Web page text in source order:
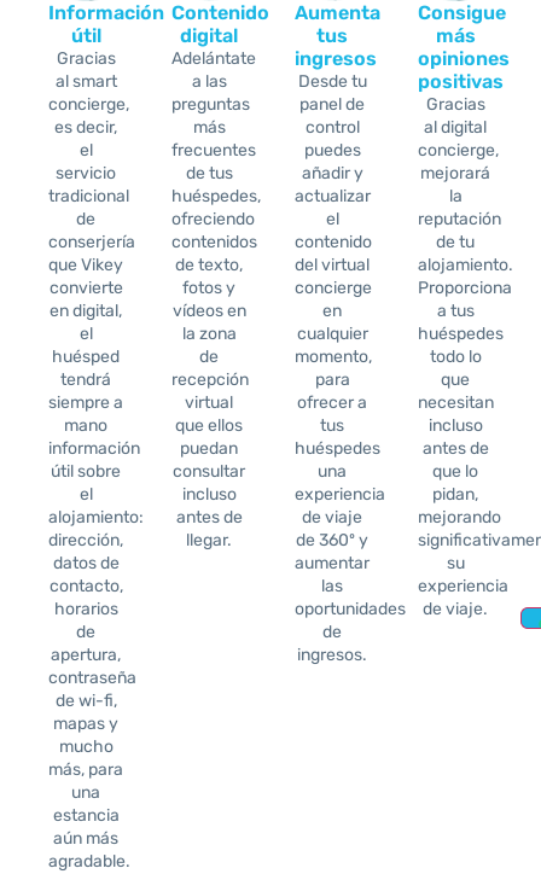
Información
útil
Gracias
al smart
concierge,
es decir,
el
servicio
tradicional
de
conserjería
que Vikey
convierte
en digital,
el
huésped
tendrá
siempre a
mano
información
útil sobre
el
alojamiento:
dirección,
datos de
contacto,
horarios
de
apertura,
contraseña
de wi-fi,
mapas y
mucho
más, para
una
estancia
aún más
agradable.
Contenido
digital
Adelántate
a las
preguntas
más
frecuentes
de tus
huéspedes,
ofreciendo
contenidos
de texto,
fotos y
vídeos en
la zona
de
recepción
virtual
que ellos
puedan
consultar
incluso
antes de
llegar.
Aumenta
tus
ingresos
Desde tu
panel de
control
puedes
añadir y
actualizar
el
contenido
del virtual
concierge
en
cualquier
momento,
para
ofrecer a
tus
huéspedes
una
experiencia
de viaje
de 360º y
aumentar
las
oportunidades
de
ingresos.
Consigue
más
opiniones
positivas
Gracias
al digital
concierge,
mejorará
la
reputación
de tu
alojamiento.
Proporciona
a tus
huéspedes
todo lo
que
necesitan
incluso
antes de
que lo
pidan,
mejorando
su
experiencia
de viaje.